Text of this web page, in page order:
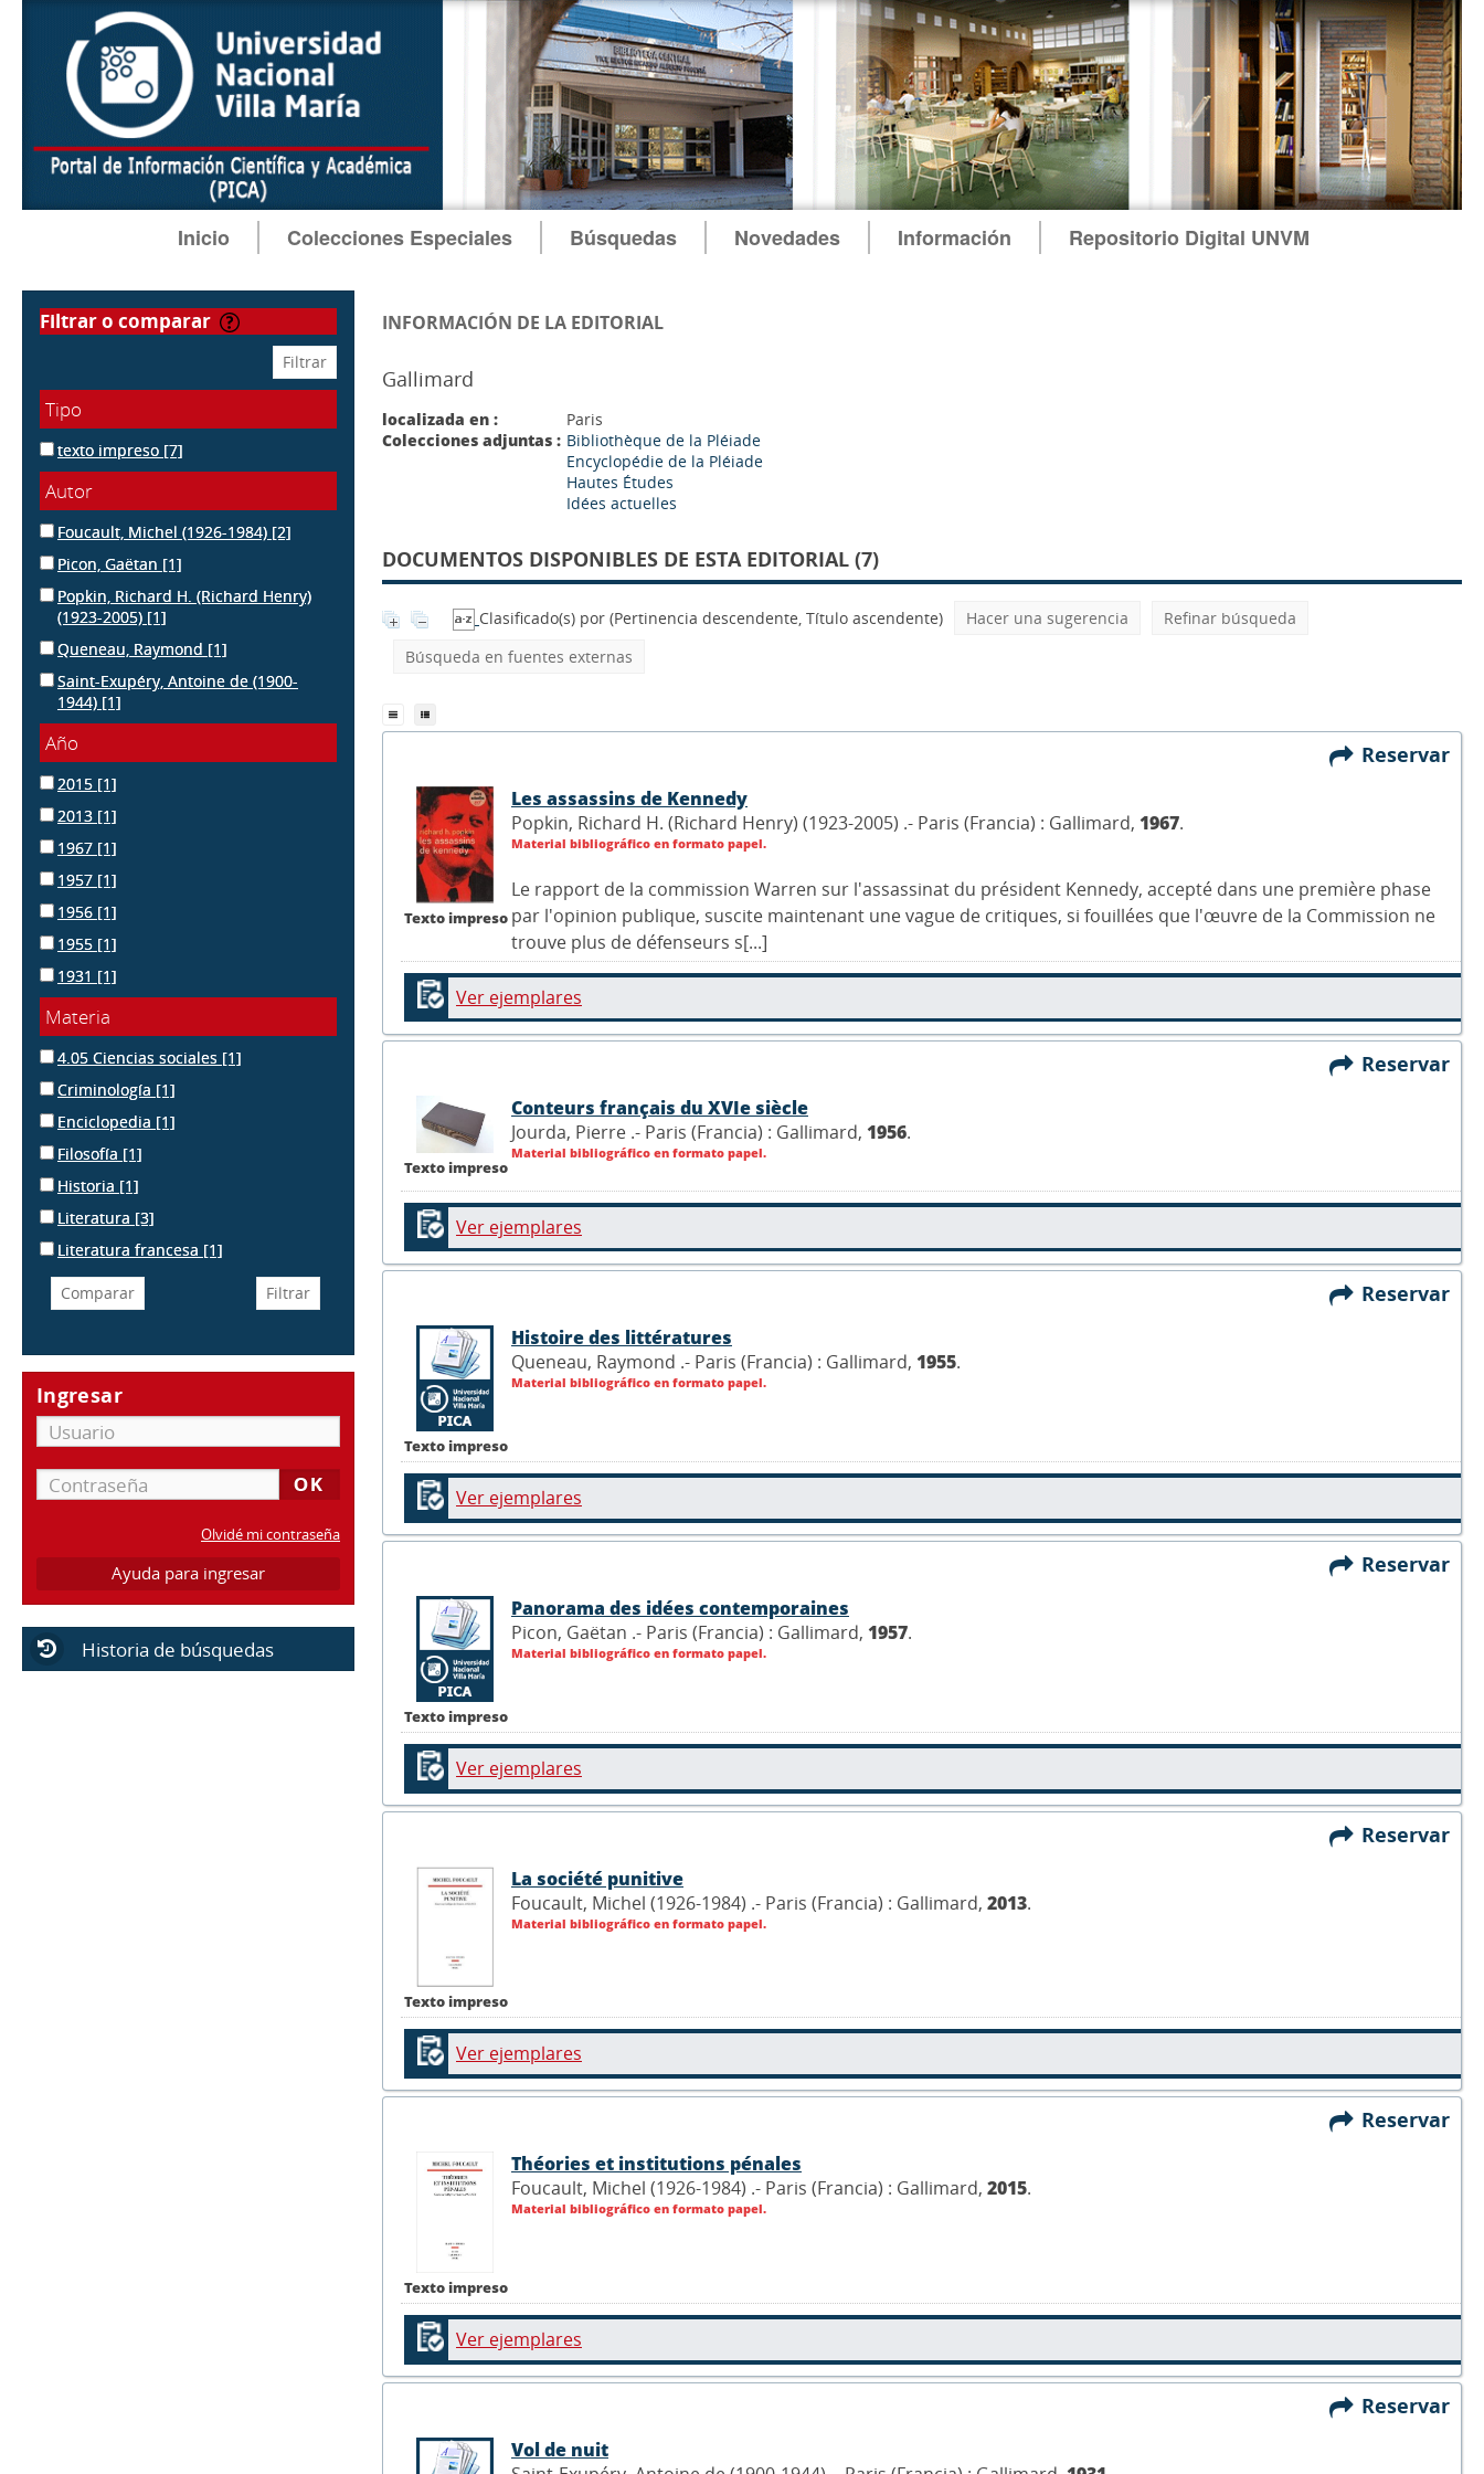
Inicio Colecciones Especiales Búsquedas Novedades Información Repositorio Digital UNVM
filtrar o comparar
Tipo
texto impreso [7]
Autor
Foucault, Michel (1926-1984) [2]
Picon, Gaëtan [1]
Popkin, Richard H. (Richard Henry)
(1923-2005) [1]
Queneau, Raymond [1]
Saint-Exupéry, Antoine de (1900-
1944) [1]
Año
2015 [1]
2013 [1]
1967 [1]
1957 [1]
1956 [1]
1955 [1]
1931 [1]
Materia
4.05 Ciencias sociales [1]
Criminología [1]
Enciclopedia [1]
Filosofía [1]
Historia [1]
Literatura [3]
Literatura francesa [1]
Ingresar
Olvidé mi contraseña
Ayuda para ingresar
Historia de búsquedas
INFORMACIÓN DE LA EDITORIAL
Gallimard
localizada en :
Paris
Colecciones adjuntas : Bibliothèque de la Pléiade
Encyclopédie de la Pléiade
Hautes Études
Idées actuelles
DOCUMENTOS DISPONIBLES DE ESTA EDITORIAL (7)
Clasificado(s) por (Pertinencia descendente, Título ascendente) Hacer una sugerencia
Refinar búsqueda
Búsqueda en fuentes externas
Reservar
Texto impreso
Les assassins de Kennedy
Popkin, Richard H. (Richard Henry) (1923-2005) .- Paris (Francia) : Gallimard, 1967.
Material bibliográfico en formato papel.
Le rapport de la commission Warren sur l'assassinat du président Kennedy, accepté dans une première phase
par l'opinion publique, suscite maintenant une vague de critiques, si fouillées que l'œuvre de la Commission ne
trouve plus de défenseurs s[...]
Ver ejemplares
Reservar
Texto impreso
Conteurs français du XVIe siècle
Jourda, Pierre .- Paris (Francia) : Gallimard, 1956.
Material bibliográfico en formato papel.
Ver ejemplares
Reservar
Texto impreso
Histoire des littératures
Queneau, Raymond .- Paris (Francia) : Gallimard, 1955.
Material bibliográfico en formato papel.
Ver ejemplares
Reservar
Texto impreso
Panorama des idées contemporaines
Picon, Gaëtan .- Paris (Francia) : Gallimard, 1957.
Material bibliográfico en formato papel.
Ver ejemplares
Reservar
Texto impreso
La société punitive
Foucault, Michel (1926-1984) .- Paris (Francia) : Gallimard, 2013.
Material bibliográfico en formato papel.
Ver ejemplares
Reservar
Texto impreso
Théories et institutions pénales
Foucault, Michel (1926-1984) .- Paris (Francia) : Gallimard, 2015.
Material bibliográfico en formato papel.
Ver ejemplares
Reservar
Vol de nuit